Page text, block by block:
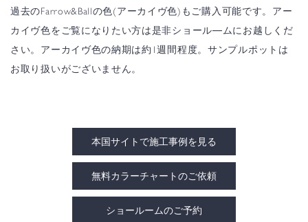
過去のFarrow&Ballの色(アーカイヴ色)もご購入可能です。アー
カイヴ色をご覧になりたい方は是非ショール―ムにお越しくだ
さい。アーカイヴ色の納期は約1週間程度。サンプルポットは
お取り扱いがございません。
本国サイトで施工事例を見る
無料カラーチャートのご依頼
ショールームのご予約